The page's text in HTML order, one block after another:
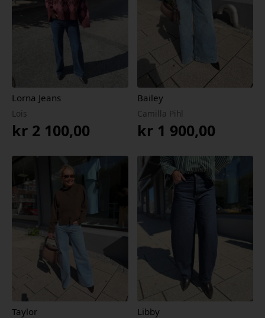
Lorna Jeans
Lois
kr 2 100,00
Bailey
Camilla Pihl
kr1 900,00
Taylor Libby